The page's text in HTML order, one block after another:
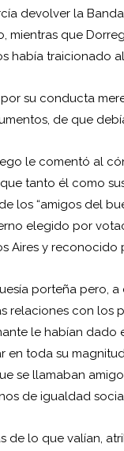
devolver la
mientras que
había traicionado
su conducta
de que
le comentó al
tanto él como
los “amigos del
elegido por
Aires y
porteña pero,
relaciones con los
le habían dado
en toda su
se llamaban
de igualdad
de lo que valían,